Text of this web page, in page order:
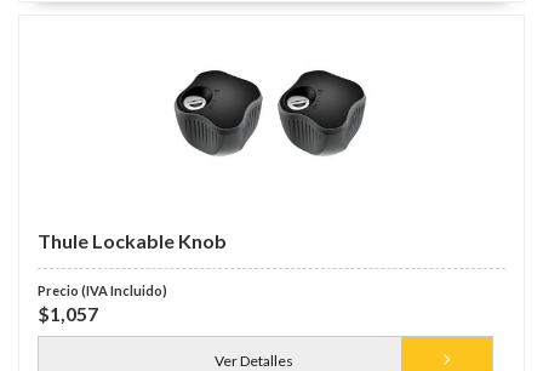
Thule Lockable Knob
$1,057
Ver Detalles